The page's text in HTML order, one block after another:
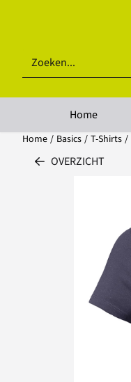
Zoeken
Home
Home / Basics / T-Shirts /
OVERZICHT